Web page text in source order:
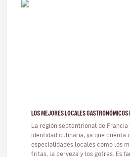
LOS MEJORES LOCALES GASTRONÓMICOS
La región septentrional de Francia
identidad culinaria, ya que cuenta
especialidades locales como los
fritas, la cerveza y los gofres. Es